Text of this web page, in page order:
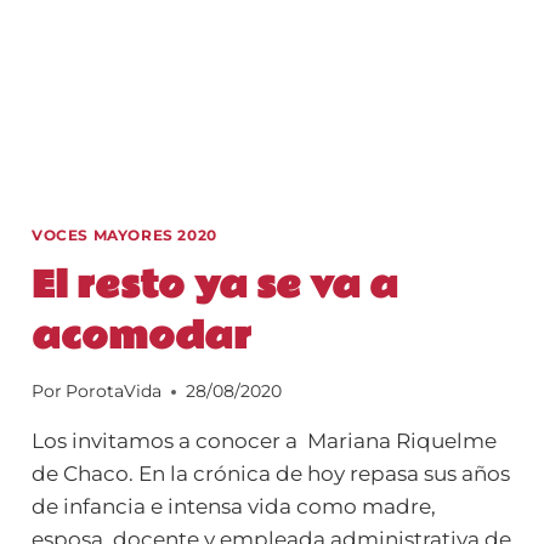
VOCES MAYORES 2020
El resto ya se va a
acomodar
Por PorotaVida 28/08/2020
Los invitamos a conocer a Mariana Riquelme
de Chaco. En la crónica de hoy repasa sus años
de infancia e intensa vida como madre,